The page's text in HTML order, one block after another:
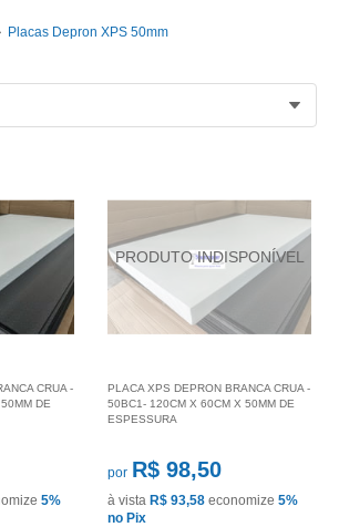
Placas Depron XPS 50mm
CRUA -
DE
5%
PLACA XPS DEPRON BRANCA CRUA -
50BC1- 120CM X 60CM X 50MM DE
ESPESSURA
por R$ 98,50
à vista R$ 93,58 economize 5%
no Pix